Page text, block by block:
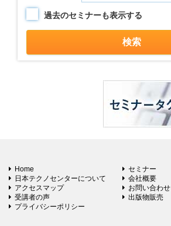
過去のセミナーも表示する
Home
セミナー
日本テクノセンターについて
会社概要
アクセスマップ
お問い合わせ
受講者の声
出版物販売
プライバシーポリシー